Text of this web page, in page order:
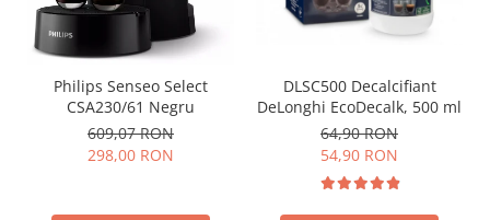
Philips Senseo Select
CSA230/61 Negru
609,07 RON
298,00 RON
DLSC500 Decalcifiant
DeLonghi EcoDecalk, 500 ml
64,90 RON
54,90 RON